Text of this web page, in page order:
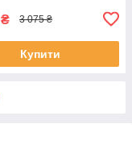
₴ 3 075 ₴
Купити